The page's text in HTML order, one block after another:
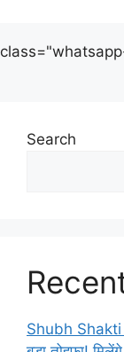
Search
Shubh Shakti